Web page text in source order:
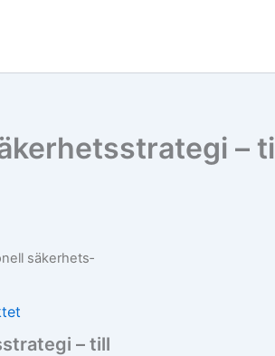
–
säkerhets­
– till